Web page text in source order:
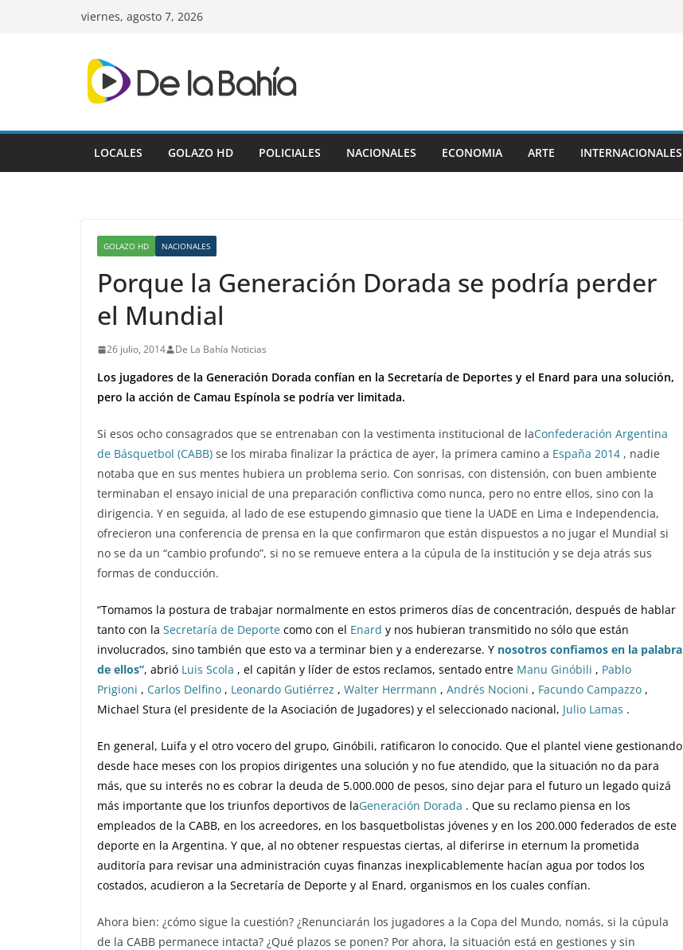
viernes, agosto 7, 2026
LOCALES GOLAZO HD POLICIALES NACIONALES ECONOMIA ARTE INTERNACIONALES
GOLAZO HD NACIONALES
Porque la Generación Dorada se podría perder
el Mundial
26 julio, 2014 De La Bahía Noticias
Los jugadores de la Generación Dorada confían en la Secretaría de Deportes y el Enard para una solución,
pero la acción de Camau Espínola se podría ver limitada.
Si esos ocho consagrados que se entrenaban con la vestimenta institucional de laConfederación Argentina
de Básquetbol (CABB) se los miraba finalizar la práctica de ayer, la primera camino a España 2014 , nadie
notaba que en sus mentes hubiera un problema serio. Con sonrisas, con distensión, con buen ambiente
terminaban el ensayo inicial de una preparación conflictiva como nunca, pero no entre ellos, sino con la
dirigencia. Y en seguida, al lado de ese estupendo gimnasio que tiene la UADE en Lima e Independencia,
ofrecieron una conferencia de prensa en la que confirmaron que están dispuestos a no jugar el Mundial si
no se da un “cambio profundo”, si no se remueve entera a la cúpula de la institución y se deja atrás sus
formas de conducción.
“Tomamos la postura de trabajar normalmente en estos primeros días de concentración, después de hablar
tanto con la Secretaría de Deporte como con el Enard y nos hubieran transmitido no sólo que están
involucrados, sino también que esto va a terminar bien y a enderezarse. Y nosotros confiamos en la palabra
de ellos”, abrió Luis Scola , el capitán y líder de estos reclamos, sentado entre Manu Ginóbili , Pablo
Prigioni , Carlos Delfino , Leonardo Gutiérrez , Walter Herrmann , Andrés Nocioni , Facundo Campazzo ,
Michael Stura (el presidente de la Asociación de Jugadores) y el seleccionado nacional, Julio Lamas .
En general, Luifa y el otro vocero del grupo, Ginóbili, ratificaron lo conocido. Que el plantel viene gestionando
desde hace meses con los propios dirigentes una solución y no fue atendido, que la situación no da para
más, que su interés no es cobrar la deuda de 5.000.000 de pesos, sino dejar para el futuro un legado quizá
más importante que los triunfos deportivos de laGeneración Dorada . Que su reclamo piensa en los
empleados de la CABB, en los acreedores, en los basquetbolistas jóvenes y en los 200.000 federados de este
deporte en la Argentina. Y que, al no obtener respuestas ciertas, al diferirse in eternum la prometida
auditoría para revisar una administración cuyas finanzas inexplicablemente hacían agua por todos los
costados, acudieron a la Secretaría de Deporte y al Enard, organismos en los cuales confían.
Ahora bien: ¿cómo sigue la cuestión? ¿Renunciarán los jugadores a la Copa del Mundo, nomás, si la cúpula
de la CABB permanece intacta? ¿Qué plazos se ponen? Por ahora, la situación está en gestiones y sin